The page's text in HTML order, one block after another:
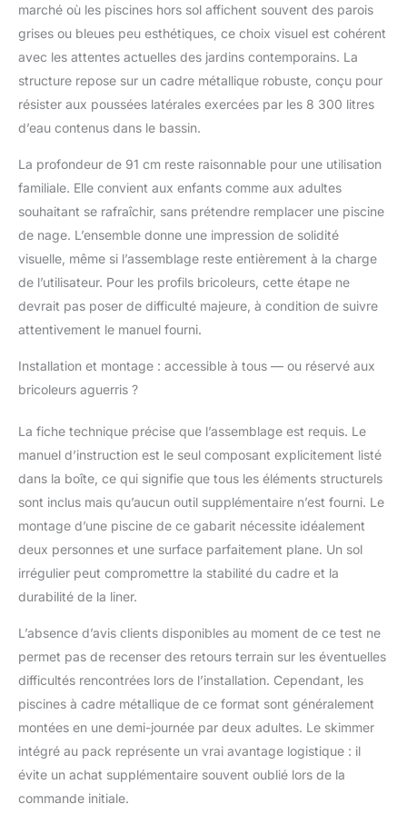
tous les temps. Grand
plaisir de piscine – Ø
366 cm x 91 cm –
suffisamment d'espace
pour toute la famille et
les amis. Idéal pour les
rafraîchissement
rafraîchissant pendant
les vacances d'été
directement à la
et dans le jardin. Prêt à
raccorder – Deux
raccords (32 mm) pour
pompes de filtration
non inclus - Vendu
directement dans la
boutique HAF.
Consignes de sécurité :
ne convient pas aux
ans. À utiliser
uniquement sous la
surveillance d'un
surface plane et solide
et respectez les
(français non garanti).
marché où les piscines hors sol affichent souvent des parois
grises ou bleues peu esthétiques, ce choix visuel est cohérent
avec les attentes actuelles des jardins contemporains. La
structure repose sur un cadre métallique robuste, conçu pour
résister aux poussées latérales exercées par les 8 300 litres
d’eau contenus dans le bassin.
La profondeur de 91 cm reste raisonnable pour une utilisation
familiale. Elle convient aux enfants comme aux adultes
souhaitant se rafraîchir, sans prétendre remplacer une piscine
de nage. L’ensemble donne une impression de solidité
visuelle, même si l’assemblage reste entièrement à la charge
de l’utilisateur. Pour les profils bricoleurs, cette étape ne
devrait pas poser de difficulté majeure, à condition de suivre
attentivement le manuel fourni.
Installation et montage : accessible à tous — ou réservé aux
bricoleurs aguerris ?
La fiche technique précise que l’assemblage est requis. Le
manuel d’instruction est le seul composant explicitement listé
dans la boîte, ce qui signifie que tous les éléments structurels
sont inclus mais qu’aucun outil supplémentaire n’est fourni. Le
montage d’une piscine de ce gabarit nécessite idéalement
deux personnes et une surface parfaitement plane. Un sol
irrégulier peut compromettre la stabilité du cadre et la
durabilité de la liner.
L’absence d’avis clients disponibles au moment de ce test ne
permet pas de recenser des retours terrain sur les éventuelles
difficultés rencontrées lors de l’installation. Cependant, les
piscines à cadre métallique de ce format sont généralement
montées en une demi-journée par deux adultes. Le skimmer
intégré au pack représente un vrai avantage logistique : il
évite un achat supplémentaire souvent oublié lors de la
commande initiale.